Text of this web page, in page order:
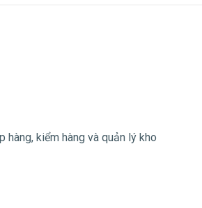
hàng, kiểm hàng và quản lý kho